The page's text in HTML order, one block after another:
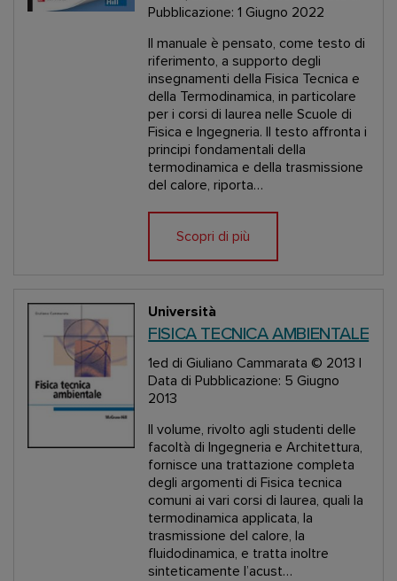
Pubblicazione: 1 Giugno 2022
Il manuale è pensato, come testo di
riferimento, a supporto degli
insegnamenti della Fisica Tecnica e
della Termodinamica, in particolare
per i corsi di laurea nelle Scuole di
Fisica e Ingegneria. Il testo affronta i
principi fondamentali della
termodinamica e della trasmissione
del calore, riporta…
Scopri di più
Università
FISICA TECNICA AMBIENTALE
1ed di Giuliano Cammarata © 2013 |
Data di Pubblicazione: 5 Giugno
2013
Il volume, rivolto agli studenti delle
facoltà di Ingegneria e Architettura,
fornisce una trattazione completa
degli argomenti di Fisica tecnica
comuni ai vari corsi di laurea, quali la
termodinamica applicata, la
trasmissione del calore, la
fluidodinamica, e tratta inoltre
sinteticamente l’acust…